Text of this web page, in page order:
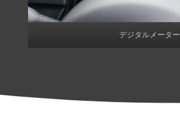
デジタルメーター